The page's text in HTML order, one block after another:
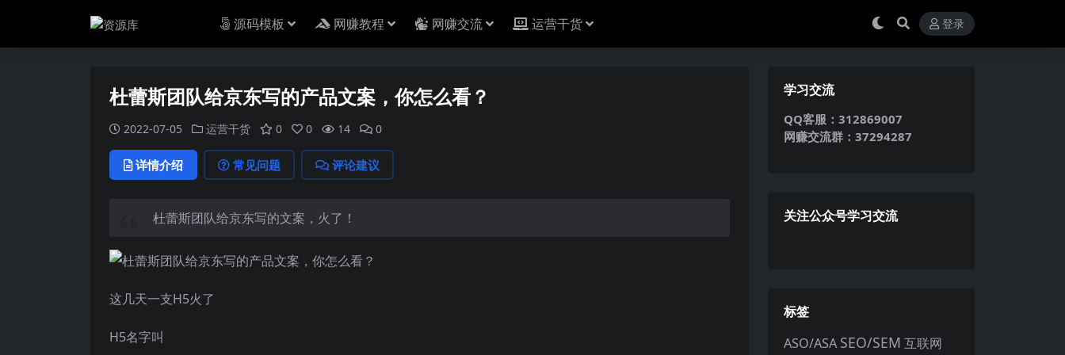
源码模板 网赚教程 网赚交流 运营干货 登录
杜蕾斯团队给京东写的产品文案，你怎么看？
2022-07-05 运营干货 0 0 14 0
详情介绍 常见问题 评论建议
杜蕾斯团队给京东写的文案，火了！
这几天一支H5火了
H5名字叫
学习交流
QQ客服：312869007
网赚交流群：37294287
关注公众号学习交流
标签
ASO/ASA SEO/SEM 互联网